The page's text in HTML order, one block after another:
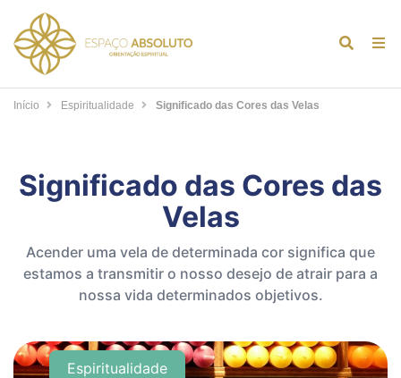
de
Início Espiritualidade Significado das Cores das Velas
Significado das Cores das
Velas
Acender uma vela de determinada cor significa que
estamos a transmitir o nosso desejo de atrair para a
nossa vida determinados objetivos.
Espiritualidade